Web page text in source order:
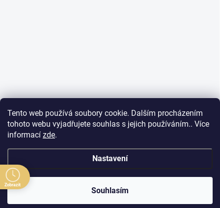
Tento web používá soubory cookie. Dalším procházením
tohoto webu vyjadřujete souhlas s jejich používáním.. Více
informací zde.
Nastavení
Souhlasím
Zobrazit